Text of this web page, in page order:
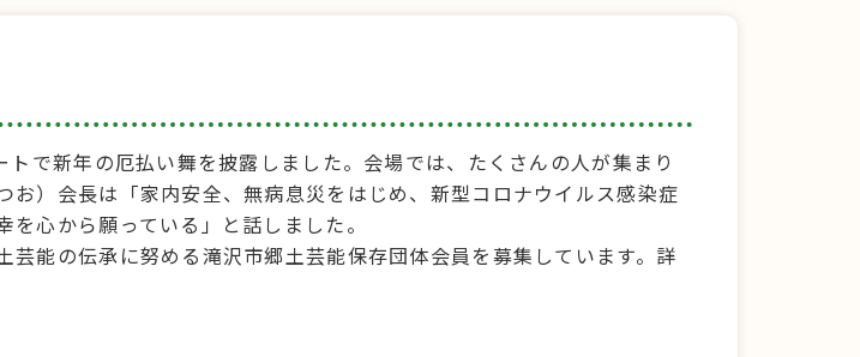
で新年の厄払い舞を披露しました。会場では、たくさんの人が集まり
）会長は「家内安全、無病息災をはじめ、新型コロナウイルス感染症
心から願っている」と話しました。
能の伝承に努める滝沢市郷土芸能保存団体会員を募集しています。詳